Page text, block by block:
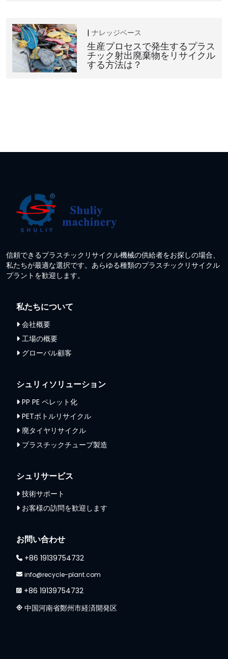
ナレッジベース
生産プロセスで発生するプラス
チック射出廃棄物をリサイクル
する方法は？
信頼できるプラスチックリサイクル機械の供給者をお探しの場合、
私たちが最適な選択です。あらゆる種類のプラスチックリサイクル
プラントを歓迎します。
私たちについて
会社概要
工場の概要
グローバル顧客
シュリィソリューション
PP PE ペレット化
PETボトルリサイクル
廃タイヤリサイクル
プラスチックチューブ製造
シュリサービス
技術サポート
お客様の訪問を歓迎します
お問い合わせ
+86 19139754732
info@recycle-plant.com
+86 19139754732
中国河南省鄭州市経済開発区